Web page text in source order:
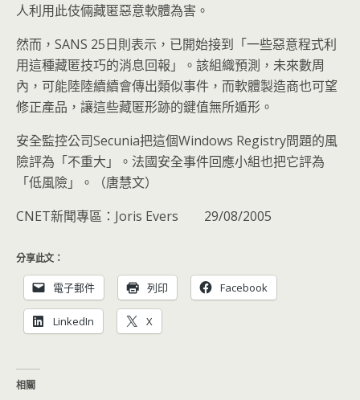
人利用此伎倆藏匿惡意軟體為害。
然而，SANS 25日則表示，已開始接到「一些惡意程式利
用這種藏匿技巧的消息回報」。該組織預測，未來數周
內，可能陸陸續續會傳出類似事件，而軟體製造商也可望
修正產品，讓這些藏匿形跡的鍵值無所遁形。
安全監控公司Secunia把這個Windows Registry問題的風
險評為「不重大」。法國安全事件回應小組也把它評為
「低風險」。（唐慧文）
CNET新聞專區：Joris Evers 29/08/2005
分享此文：
電子郵件 列印 Facebook
LinkedIn X
相關